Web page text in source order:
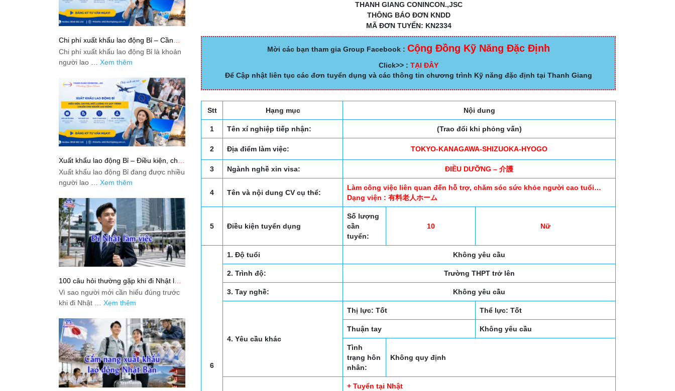
THANH GIANG CONINCON.,JSC
THÔNG BÁO ĐƠN KNDD
MÃ ĐƠN TUYỂN: KN2334
Mời các bạn tham gia Group Facebook : Cộng Đồng Kỹ Năng Đặc Định
Click>> : TẠI ĐÂY
Để Cập nhật liên tục các đơn tuyển dụng và các thông tin chương trình Kỹ năng đặc định tại Thanh Giang
Stt Hạng mục Nội dung
1 Tên xí nghiệp tiếp nhận: (Trao đổi khi phỏng vấn)
2 Địa điểm làm việc: TOKYO-KANAGAWA-SHIZUOKA-HYOGO
3 Ngành nghề xin visa: ĐIỀU DƯỠNG – 介護
4 Tên và nội dung CV cụ thể:
Làm công việc liên quan đến hỗ trợ, chăm sóc sức khỏe người cao tuổi…
Dạng viện : 有料老人ホーム
5 Điều kiện tuyển dụng
Số lượng
cần
tuyển:
10 Nữ
6
1. Độ tuổi Không yêu cầu
2. Trình độ: Trường THPT trở lên
3. Tay nghề: Không yêu cầu
4. Yêu cầu khác
Thị lực: Tốt Thể lực: Tốt
Thuận tay Không yêu cầu
Tình
trạng hôn
nhân:
Không quy định
+ Tuyển tại Nhật
Chi phí xuất khẩu lao động Bỉ – Cần
bao nhiêu tiền để đi?
Chi phí xuất khẩu lao động Bỉ là khoản
người lao … Xem thêm
Xuất khẩu lao động Bỉ – Điều kiện, chi
phí, mức lương và quy trình chuẩn cho
người lao động
Xuất khẩu lao động Bỉ đang được nhiều
người lao … Xem thêm
100 câu hỏi thường gặp khi đi Nhật làm
việc: Giải đáp thật dễ hiểu cho người
mới bắt đầu
Vì sao người mới cần hiểu đúng trước
khi đi Nhật … Xem thêm